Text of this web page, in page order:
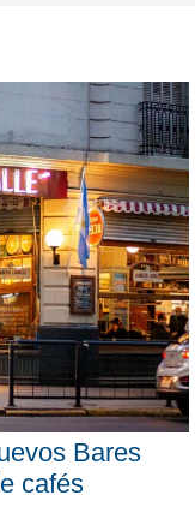
Bares
cafés